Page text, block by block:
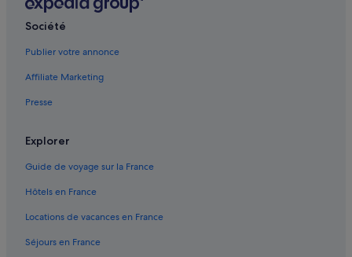
Athènes : Bateaux de croisière
Athènes : hôtels Hôtels avec bar
Athènes : Hôtels capsule
Athènes : hôtels Hôtels avec casino
Société
Publier votre annonce
Affiliate Marketing
Presse
Explorer
Guide de voyage sur la France
Hôtels en France
Locations de vacances en France
Séjours en France